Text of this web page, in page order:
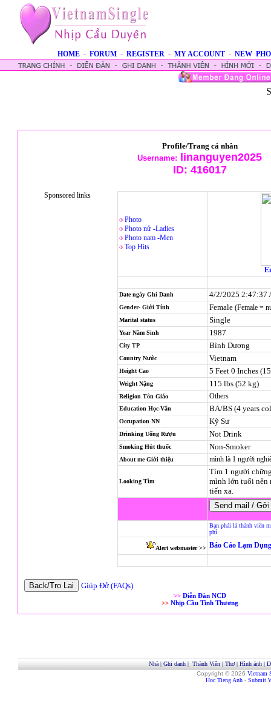
HOME - FORUM - REGISTER - MY ACCOUNT - NEW
Profile/Trang cá nhân
Username:
linanguyen2025
ID: 416017
Sponsored links
Photo
Photo nử -Ladies
Photo nam -Men
Top Hits
Date ngày Ghi Danh 4/2/2025 2:47:37
Gender- Giới Tính Female (Female =
Marital status Single
Year Năm Sinh 1987
City TP Bình Dương
Country Nước Vietnam
Height Cao 5 Feet 0 Inches
Weight Nặng 115 lbs (52 kg)
Religion Tôn Giáo Others
Education Học-Vấn BA/BS (4 years
Occupation NN Kỹ Sư
Drinking Uống Rượu Not Drink
Smoking Hút thuốc Non-Smoker
About me Giới thiệu mình là 1 người
Looking Tìm
Tìm 1 người
mình lớn tuổi nên
tiến xa.
Bạn phải là thành viên
phí
Alert webmaster >> Báo Cáo Lạm
Giúp Đở (FAQs)
>> Diễn Đàn NCD
>> Nhịp Cầu Tình Thương
Nhà| Ghi danh| Thành Viên| Thơ| Hình ảnh|
Copyright © 2026 Vietnam
Hoc Tieng Anh - Submit